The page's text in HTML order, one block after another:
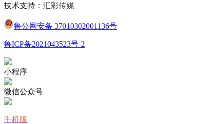
技术支持： 汇彩传媒
鲁公网安备 37010302001136号
鲁ICP备2021043523号-2
小程序
微信公众号
手机版